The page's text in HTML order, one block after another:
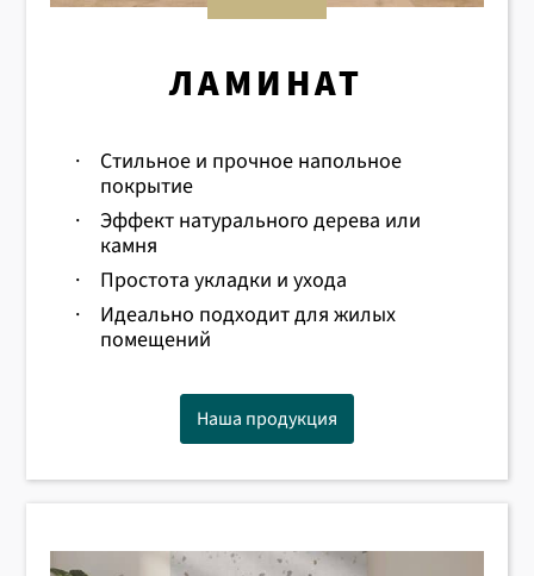
ЛАМИНАТ
·
Стильное и прочное напольное
покрытие
·
Эффект натурального дерева или
камня
·
Простота укладки и ухода
·
Идеально подходит для жилых
помещений
Наша продукция